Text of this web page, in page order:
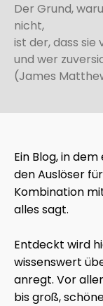
Der Grund,
nicht,
ist der, dass sie
und wer
(James
Ein Blog, in
den Auslöser
Kombination
alles sagt.
Entdeckt wird
wissenswert
anregt. Vor
bis groß,